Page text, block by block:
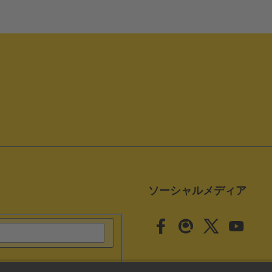
ソーシャルメディア